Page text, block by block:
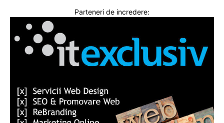
Parteneri de incredere: